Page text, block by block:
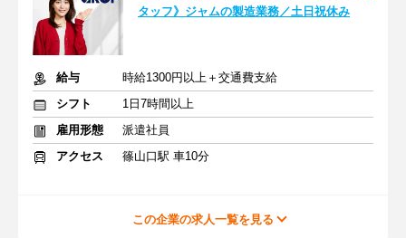
タッフ》ジャムの製造業務／土日祝休み
給与
時給1300円以上＋交通費支給
シフト
1日7時間以上
雇用形態
派遣社員
アクセス
篠山口駅 車10分
この企業の求人一覧を見る